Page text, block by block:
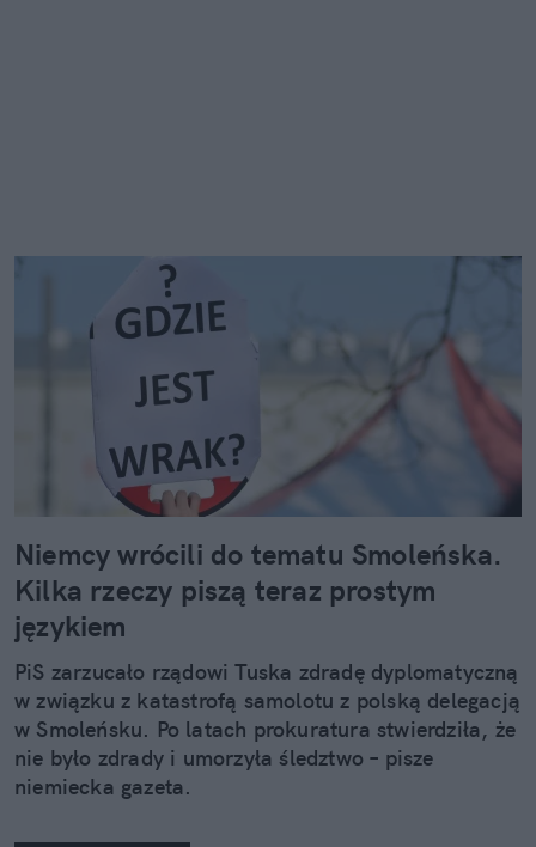
Niemcy wrócili do tematu Smoleńska.
Kilka rzeczy piszą teraz prostym
językiem
PiS zarzucało rządowi Tuska zdradę dyplomatyczną
w związku z katastrofą samolotu z polską delegacją
w Smoleńsku. Po latach prokuratura stwierdziła, że
nie było zdrady i umorzyła śledztwo – pisze
niemiecka gazeta.